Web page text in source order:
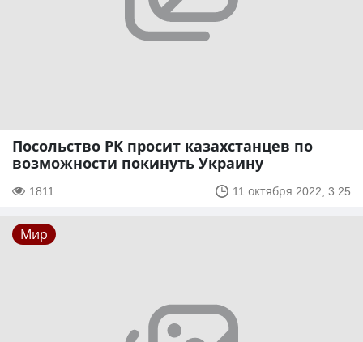
Посольство РК просит казахстанцев по
возможности покинуть Украину
1811 11 октября 2022, 3:25
Мир